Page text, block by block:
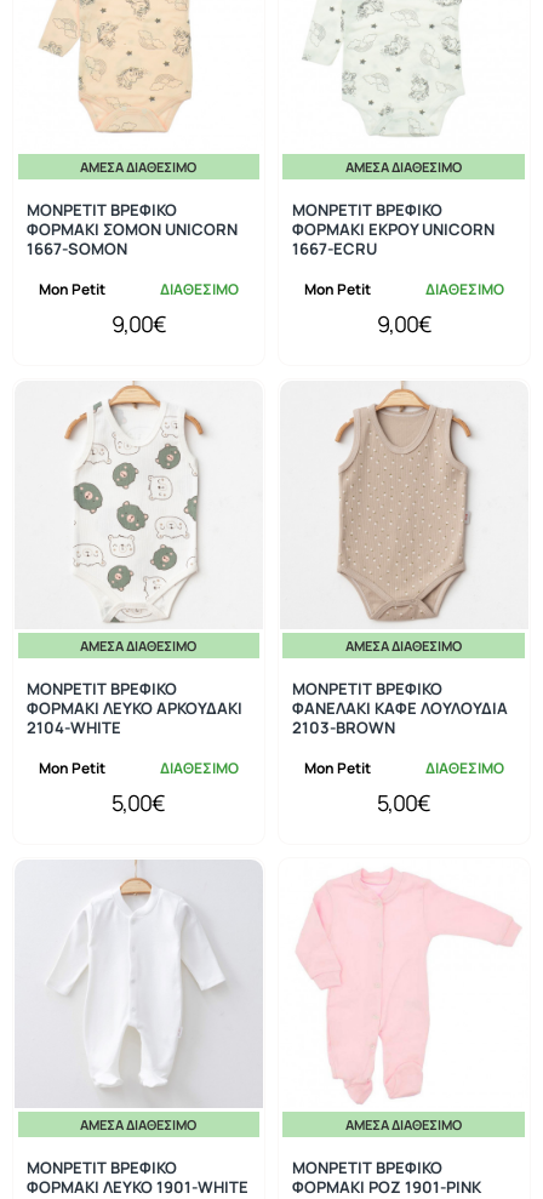
ΆΜΕΣΑ ΔΙΑΘΈΣΙΜΟ
Mon Petit ΔΙΑΘΕΣΙΜΟ
MONPETIT ΒΡΕΦΙΚΟ
ΦΟΡΜΑΚΙ ΣΟΜΟΝ UNICORN
1667-SOMON
9,00€
ΆΜΕΣΑ ΔΙΑΘΈΣΙΜΟ
Mon Petit ΔΙΑΘΕΣΙΜΟ
MONPETIT ΒΡΕΦΙΚΟ
ΦΟΡΜΑΚΙ ΕΚΡΟΥ UNICORN
1667-ECRU
9,00€
ΆΜΕΣΑ ΔΙΑΘΈΣΙΜΟ
Mon Petit ΔΙΑΘΕΣΙΜΟ
MONPETIT ΒΡΕΦΙΚΟ
ΦΟΡΜΑΚΙ ΛΕΥΚΟ ΑΡΚΟΥΔΑΚΙ
2104-WHITE
5,00€
ΆΜΕΣΑ ΔΙΑΘΈΣΙΜΟ
Mon Petit ΔΙΑΘΕΣΙΜΟ
MONPETIT ΒΡΕΦΙΚΟ
ΦΑΝΕΛΑΚΙ ΚΑΦΕ ΛΟΥΛΟΥΔΙΑ
2103-BROWN
5,00€
ΆΜΕΣΑ ΔΙΑΘΈΣΙΜΟ
MONPETIT ΒΡΕΦΙΚΟ
ΦΟΡΜΑΚΙ ΛΕΥΚΟ 1901-WHITE
ΆΜΕΣΑ ΔΙΑΘΈΣΙΜΟ
MONPETIT ΒΡΕΦΙΚΟ
ΦΟΡΜΑΚΙ ΡΟΖ 1901-PINK